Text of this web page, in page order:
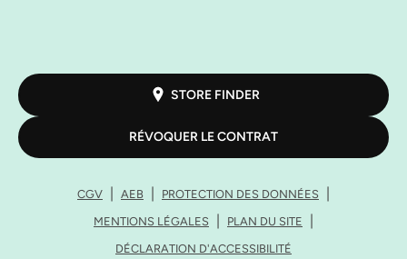
STORE FINDER
RÉVOQUER LE CONTRAT
CGV AEB
PROTECTION DES DONNÉES
MENTIONS LÉGALES
PLAN DU SITE
DÉCLARATION D'ACCESSIBILITÉ